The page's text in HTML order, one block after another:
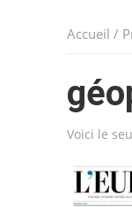
Accueil /
Voici le